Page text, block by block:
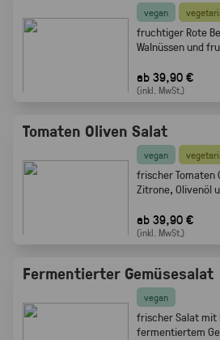
vegan
fruchtiger Rote
Walnüssen und
ab 39,90 €
(inkl. MwSt.)
Tomaten Oliven Salat
vegan
frischer Tomaten
Zitrone, Olivenöl
ab 39,90 €
(inkl. MwSt.)
Fermentierter Gemüsesalat
vegan
frischer Salat mit
fermentiertem